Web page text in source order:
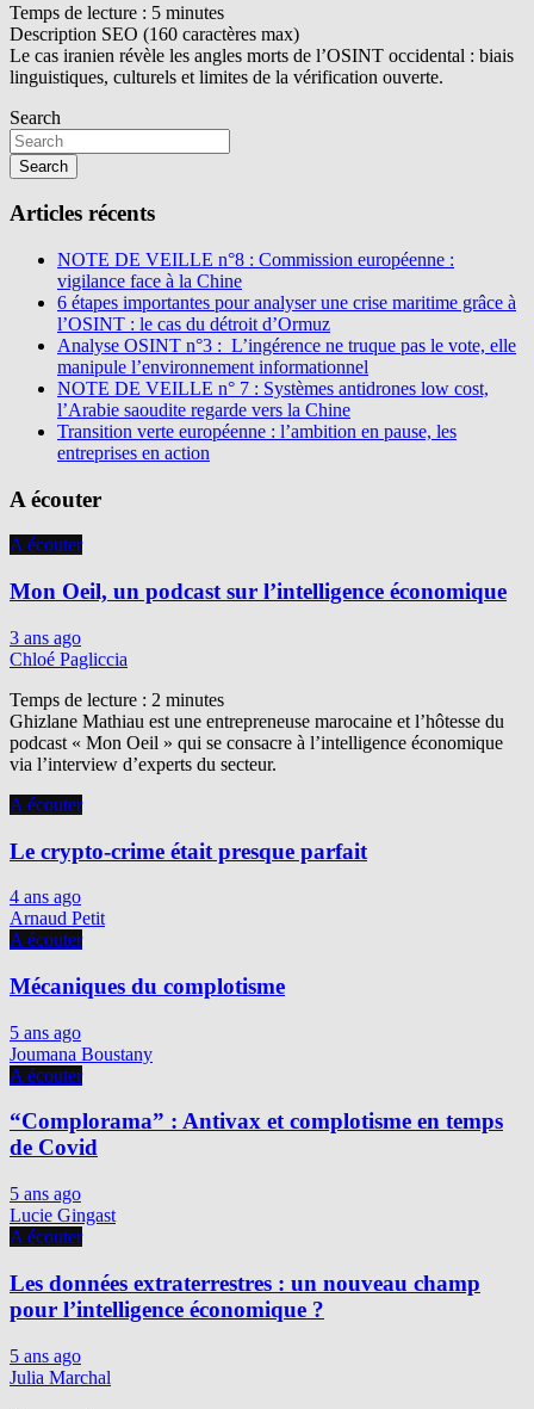
Temps de lecture : 5 minutes
Description SEO (160 caractères max)
Le cas iranien révèle les angles morts de l’OSINT occidental : biais
linguistiques, culturels et limites de la vérification ouverte.
Search
Search
Articles récents
NOTE DE VEILLE n°8 : Commission européenne :
vigilance face à la Chine
6 étapes importantes pour analyser une crise maritime grâce à
l’OSINT : le cas du détroit d’Ormuz
Analyse OSINT n°3 : L’ingérence ne truque pas le vote, elle
manipule l’environnement informationnel
NOTE DE VEILLE n° 7 : Systèmes antidrones low cost,
l’Arabie saoudite regarde vers la Chine
Transition verte européenne : l’ambition en pause, les
entreprises en action
A écouter
A écouter
Mon Oeil, un podcast sur l’intelligence économique
3 ans ago
Chloé Pagliccia
Temps de lecture : 2 minutes
Ghizlane Mathiau est une entrepreneuse marocaine et l’hôtesse du
podcast « Mon Oeil » qui se consacre à l’intelligence économique
via l’interview d’experts du secteur.
A écouter
Le crypto-crime était presque parfait
4 ans ago
Arnaud Petit
A écouter
Mécaniques du complotisme
5 ans ago
Joumana Boustany
A écouter
“Complorama” : Antivax et complotisme en temps
de Covid
5 ans ago
Lucie Gingast
A écouter
Les données extraterrestres : un nouveau champ
pour l’intelligence économique ?
5 ans ago
Julia Marchal